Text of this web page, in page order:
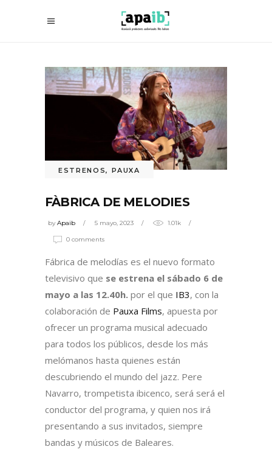
ESTRENOS, PAUXA
FÀBRICA DE MELODIES
byApaib 5 mayo, 2023 1.01k
0 comments
Fábrica de melodías es el nuevo formato
televisivo que se estrena el sábado 6 de
mayo a las 12.40h. por el que IB3, con la
colaboración de Pauxa Films, apuesta por
ofrecer un programa musical adecuado
para todos los públicos, desde los más
melómanos hasta quienes están
descubriendo el mundo del jazz. Pere
Navarro, trompetista ibicenco, será será el
conductor del programa, y quien nos irá
presentando a sus invitados, siempre
bandas y músicos de Baleares.